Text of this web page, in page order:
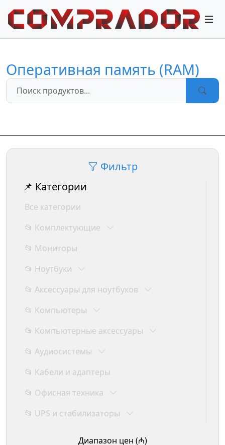
Оперативная память (RAM)
Фильтр
📌 Категории
Все категории
📂 Комплектующие
📂 Мониторы
📂 Ноутбуки
📂 Аксессуары для ноутбуков
📂 Компьютеры
📂 Компьютерные аксессуары
📂 Аудиосистемы
📂 Кабели и адаптеры
📂 Офисная техника
📂 UPS и стабилизаторы
Диапазон цен (₼)